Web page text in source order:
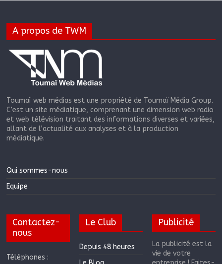
A propos de TWM
Toumaï web médias est une propriété de Toumaï Média Group.
C’est un site médiatique, comprenant une dimension web radio
et web télévision traitant des informations diverses et variées,
allant de l’actualité aux analyses et à la production
médiatique.
Qui sommes-nous
Equipe
Contactez-
nous
Téléphones :
Le Club
Depuis 48 heures
Publicité
La publicité est la
vie de votre